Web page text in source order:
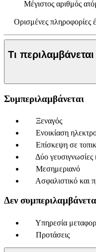
Μέγιστος αριθμός
Ορισμένες πληροφορίες
Τι περιλαμβάνεται
Συμπεριλαμβάνεται
Ξεναγός
Ενοικίαση
Επίσκεψη σε
Δύο γευσιγνωσίες
Μεσημεριανό
Ασφαλιστικό και
Δεν
Υπηρεσία
Προτάσεις